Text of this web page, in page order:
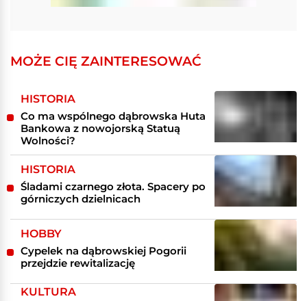
MOŻE CIĘ ZAINTERESOWAĆ
HISTORIA
Co ma wspólnego dąbrowska Huta
Bankowa z nowojorską Statuą
Wolności?
HISTORIA
Śladami czarnego złota. Spacery po
górniczych dzielnicach
HOBBY
Cypelek na dąbrowskiej Pogorii
przejdzie rewitalizację
KULTURA